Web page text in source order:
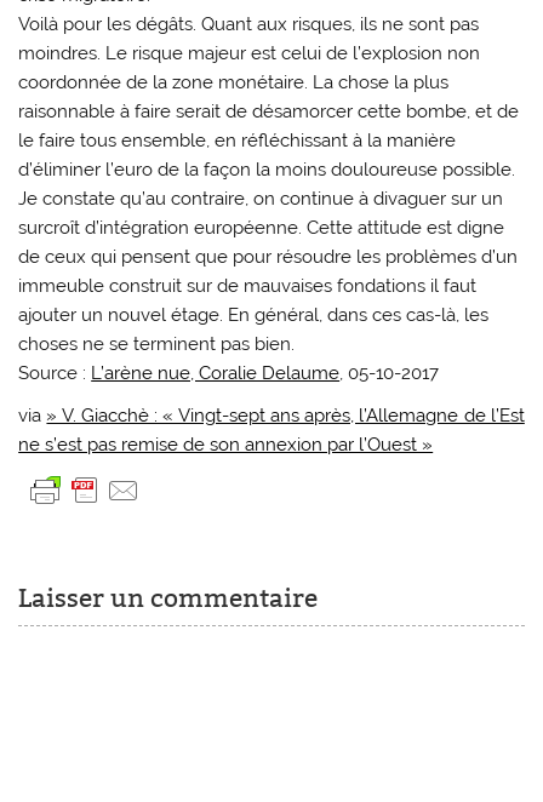
Voilà pour les dégâts. Quant aux risques, ils ne sont pas
moindres. Le risque majeur est celui de l’explosion non
coordonnée de la zone monétaire. La chose la plus
raisonnable à faire serait de désamorcer cette bombe, et de
le faire tous ensemble, en réfléchissant à la manière
d’éliminer l’euro de la façon la moins douloureuse possible.
Je constate qu’au contraire, on continue à divaguer sur un
surcroît d’intégration européenne. Cette attitude est digne
de ceux qui pensent que pour résoudre les problèmes d’un
immeuble construit sur de mauvaises fondations il faut
ajouter un nouvel étage. En général, dans ces cas-là, les
choses ne se terminent pas bien.
Source : L’arène nue, Coralie Delaume , 05-10-2017
via » V. Giacchè : « Vingt-sept ans après, l’Allemagne de l’Est
ne s’est pas remise de son annexion par l’Ouest »
Laisser un commentaire